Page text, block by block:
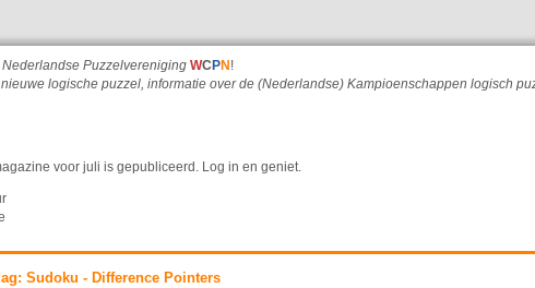
Puzzelvereniging WC PN !
logische puzzel, informatie over de (Nederlandse) Kampioenschappen logisch
voor juli is gepubliceerd. Log in en geniet.
Sudoku - Difference Pointers